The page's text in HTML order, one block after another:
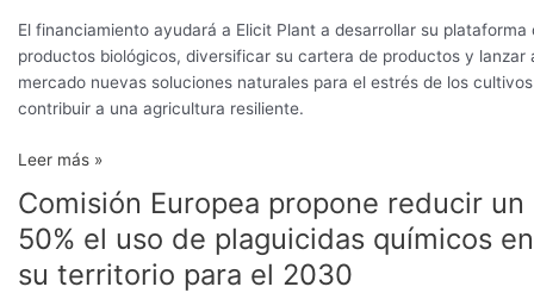
El financiamiento ayudará a Elicit Plant a desarrollar su plataforma
productos biológicos, diversificar su cartera de productos y lanzar
mercado nuevas soluciones naturales para el estrés de los
contribuir a una agricultura resiliente.
Leer más »
Comisión Europea propone reducir un
50% el uso de plaguicidas químicos en
su territorio para el 2030
Comisión
Europea
propone
reducir